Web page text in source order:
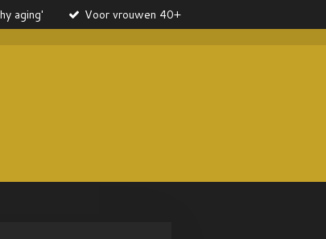
aging' Voor vrouwen 40+